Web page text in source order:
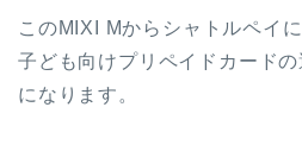
このMIXI Mからシャトルペイ
子ども向けプリペイドカード
になります。